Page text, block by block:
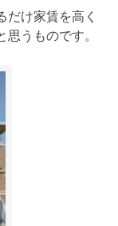
だけ家賃を高く
うものです。